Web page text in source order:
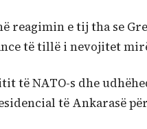
reagimin e tij tha se
të tillë i nevojitet
të NATO-s dhe
të Ankarasë